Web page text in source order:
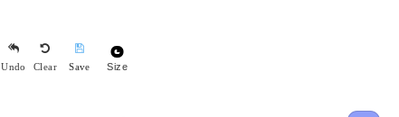
Undo Clear Save Size